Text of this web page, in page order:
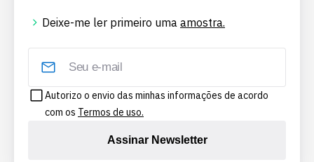
Deixe-me ler primeiro uma amostra.
Autorizo o envio das minhas informações de acordo
com os Termos de uso.
Assinar Newsletter